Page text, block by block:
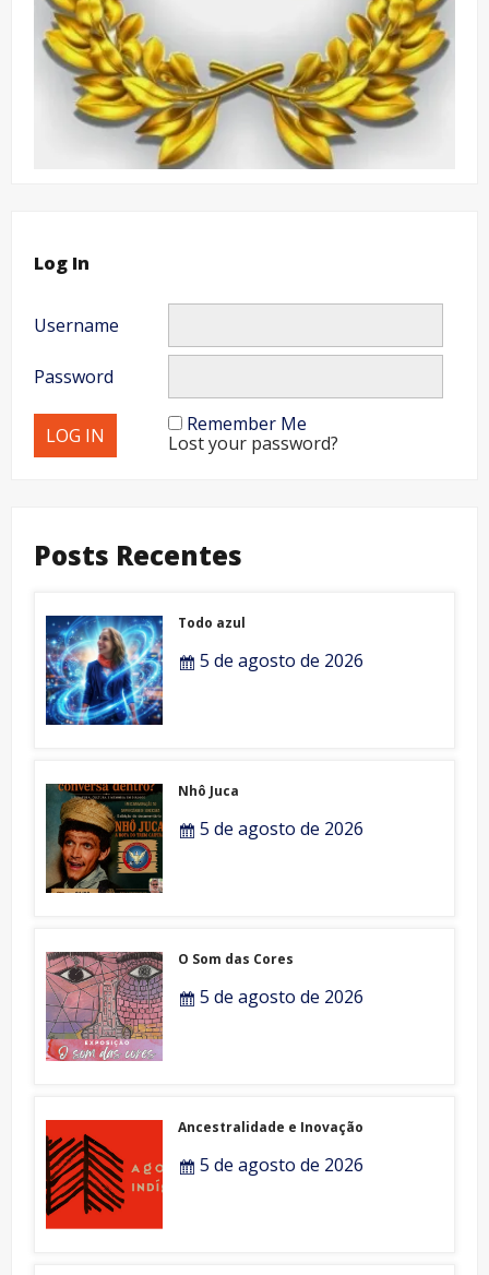
Log In
Username
Password
Remember Me
Lost your password?
Posts Recentes
Todo azul
5 de agosto de 2026
Nhô Juca
5 de agosto de 2026
O Som das Cores
5 de agosto de 2026
Ancestralidade e Inovação
5 de agosto de 2026